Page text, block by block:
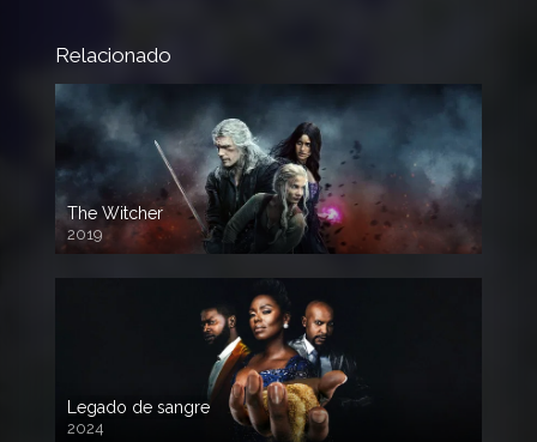
Relacionado
The Witcher
2019
Legado de sangre
2024